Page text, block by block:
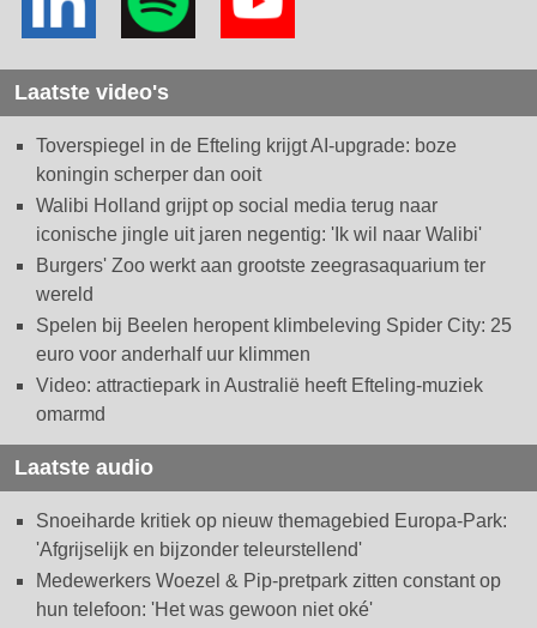
Laatste video's
Toverspiegel in de Efteling krijgt AI-upgrade: boze
koningin scherper dan ooit
Walibi Holland grijpt op social media terug naar
iconische jingle uit jaren negentig: 'Ik wil naar Walibi'
Burgers' Zoo werkt aan grootste zeegrasaquarium ter
wereld
Spelen bij Beelen heropent klimbeleving Spider City: 25
euro voor anderhalf uur klimmen
Video: attractiepark in Australië heeft Efteling-muziek
omarmd
Laatste audio
Snoeiharde kritiek op nieuw themagebied Europa-Park:
'Afgrijselijk en bijzonder teleurstellend'
Medewerkers Woezel & Pip-pretpark zitten constant op
hun telefoon: 'Het was gewoon niet oké'